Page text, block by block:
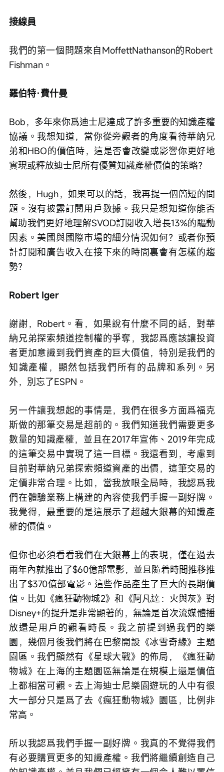
接線員
我們的第一個問題來自MoffettNathanson的Robert
Fishman。
羅伯特·費什曼
Bob，多年來你爲迪士尼達成了許多重要的知識產權
協議。我想知道，當你從旁觀者的角度看待華納兄
弟和HBO的價值時，這是否會改變或影響你更好地
實現或釋放迪士尼所有優質知識產權價值的策略？
然後，Hugh，如果可以的話，我再提一個簡短的問
題。沒有披露訂閱用戶數據。我只是想知道你能否
幫助我們更好地理解SVOD訂閱收入增長13%的驅動
因素。美國與國際市場的細分情況如何？或者你預
計訂閱和廣告收入在接下來的時間裏會有怎樣的趨
勢？
Robert Iger
謝謝，Robert。看，如果說有什麼不同的話，對華
納兄弟探索頻道控制權的爭奪，我認爲應該讓投資
者更加意識到我們資產的巨大價值，特別是我們的
知識產權，顯然包括我們所有的品牌和系列。另
外，別忘了ESPN。
另一件讓我想起的事情是，我們在很多方面爲福克
斯做的那筆交易是超前的。我們知道我們需要更多
數量的知識產權，並且在2017年宣佈、2019年完成
的這筆交易中實現了這一目標。我還看到，考慮到
目前對華納兄弟探索頻道資產的出價，這筆交易的
定價非常合理。比如，當我放眼全局時，我認爲我
們在體驗業務上構建的內容使我們手握一副好牌。
我覺得，最重要的是這展示了超越大銀幕的知識產
權的價值。
但你也必須看看我們在大銀幕上的表現，僅在過去
兩年內就推出了$60億部電影，並且隨着時間推移推
出了$370億部電影。這些作品產生了巨大的長期價
值。比如《瘋狂動物城2》和《阿凡達：火與灰》對
Disney+的提升是非常顯著的，無論是首次流媒體播
放還是用戶的觀看時長。我之前提到過我們的樂
園，幾個月後我們將在巴黎開設《冰雪奇緣》主題
園區。我們顯然有《星球大戰》的佈局，《瘋狂動
物城》在上海的主題園區無論是在規模上還是價值
上都相當可觀。去上海迪士尼樂園遊玩的人中有很
大一部分只是爲了去《瘋狂動物城》園區，比例非
常高。
所以我認爲我們手握一副好牌。我真的不覺得我們
有必要購買更多的知識產權。我們將繼續創造自己